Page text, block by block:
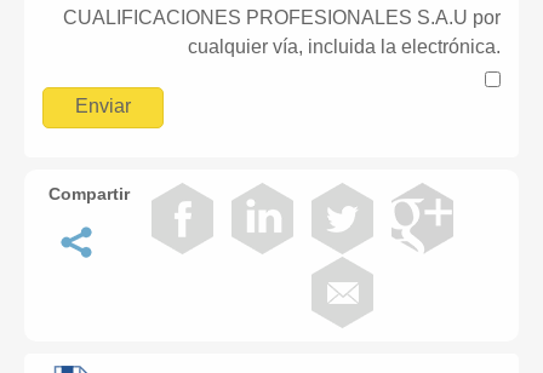
CUALIFICACIONES PROFESIONALES S.A.U por
cualquier vía, incluida la electrónica.
Compartir